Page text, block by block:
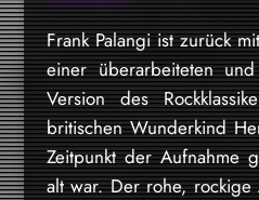
Frank Palangi ist zurück
einer überarbeiteten
Version des
britischen Wunderkind
Zeitpunkt der Aufnahme
alt war. Der rohe, rockige